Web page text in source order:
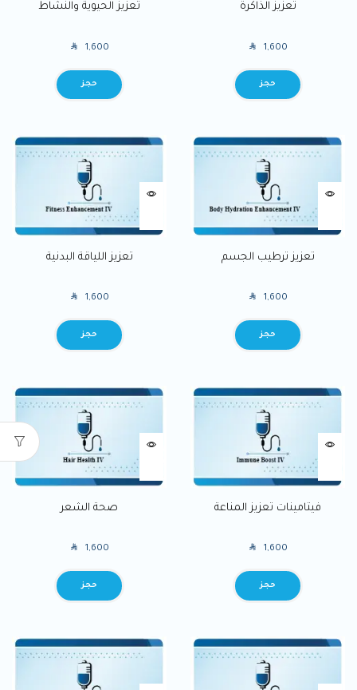
تعزيز الحيوية والنشاط
SAR 1,600
BOOK
تعزيز الذاكرة
SAR 1,600
BOOK
تعزيز اللياقة البدنية
SAR 1,600
BOOK
تعزيز ترطيب الجسم
SAR 1,600
BOOK
صحة الشعر
SAR 1,600
BOOK
فيتامينات تعزيز المناعة
SAR 1,600
BOOK